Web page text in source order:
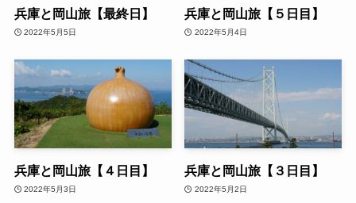
兵庫と岡山旅【最終日】
2022年5月5日
兵庫と岡山旅【５日目】
2022年5月4日
兵庫と岡山旅【４日目】
2022年5月3日
兵庫と岡山旅【３日目】
2022年5月2日